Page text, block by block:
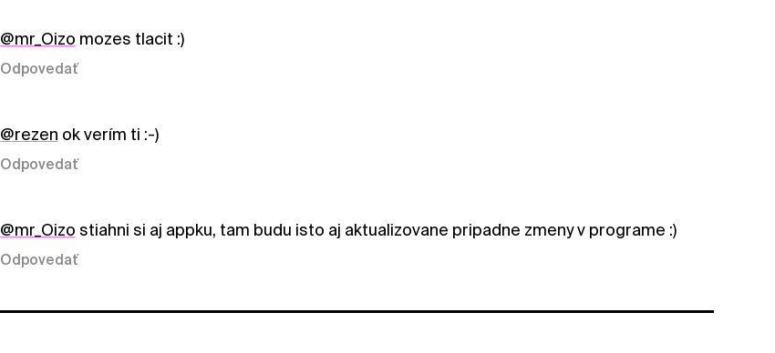
@mr_Oizo mozes tlacit :)
Odpovedať
@rezen ok verím ti :-)
Odpovedať
@mr_Oizo stiahni si aj appku, tam budu isto aj aktualizovane pripadne zmeny v programe :)
Odpovedať